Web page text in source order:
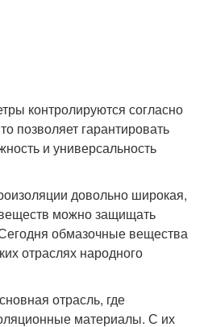
контролируются согласно
позволяет гарантировать
и универсальность
довольно широкая,
можно защищать
обмазочные вещества
отраслях народного
отрасль, где
материалы. С их